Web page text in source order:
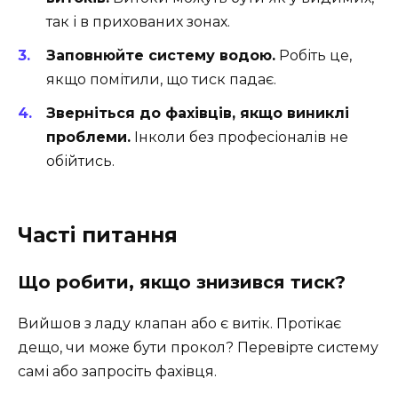
так і в прихованих зонах.
Заповнюйте систему водою. Робіть це,
якщо помітили, що тиск падає.
Зверніться до фахівців, якщо виниклі
проблеми. Інколи без професіоналів не
обійтись.
Часті питання
Що робити, якщо знизився тиск?
Вийшов з ладу клапан або є витік. Протікає
дещо, чи може бути прокол? Перевірте систему
самі або запросіть фахівця.